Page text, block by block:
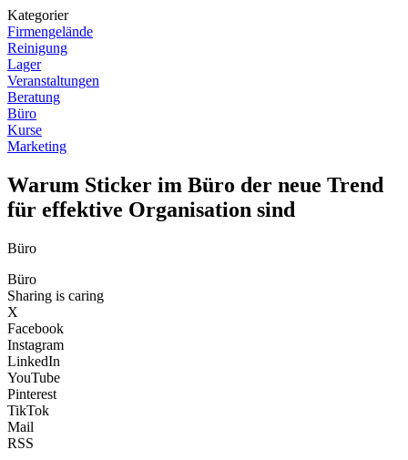
Kategorier
Firmengelände
Reinigung
Lager
Veranstaltungen
Beratung
Büro
Kurse
Marketing
Warum Sticker im Büro der neue Trend
für effektive Organisation sind
Büro
Büro
Sharing is caring
X
Facebook
Instagram
LinkedIn
YouTube
Pinterest
TikTok
Mail
RSS